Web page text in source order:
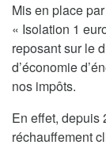
Mis en place
« Isolation 1
reposant sur le
d’économie
nos impôts.
En effet, depuis
réchauffement